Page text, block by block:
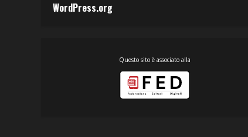
WordPress.org
Questo sito è associato alla